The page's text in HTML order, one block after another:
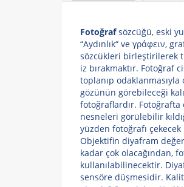
Fotoğrafsözcüğü, eski
“Aydınlık“ ve γράφειν,
sözcükleri birleştirilerek
iz bırakmaktır. Fotoğraf
toplanıp
gözünün görebileceği
fotoğraflardır. Fotoğrafta
nesneleri görülebilir
yüzden fotoğrafı
Objektifin diyafram
kadar çok olacağından,
kullanılabilinecektir.
sensöre düşmesidir.